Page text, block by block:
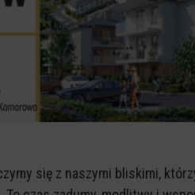
się z naszymi bliskimi,